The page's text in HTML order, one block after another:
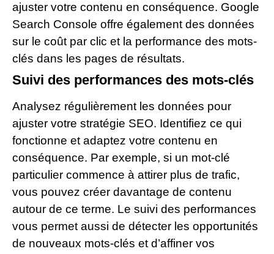
ajuster votre contenu en conséquence. Google
Search Console offre également des données
sur le coût par clic et la performance des mots-
clés dans les pages de résultats.
Suivi des performances des mots-clés
Analysez régulièrement les données pour
ajuster votre stratégie SEO. Identifiez ce qui
fonctionne et adaptez votre contenu en
conséquence. Par exemple, si un mot-clé
particulier commence à attirer plus de trafic,
vous pouvez créer davantage de contenu
autour de ce terme. Le suivi des performances
vous permet aussi de détecter les opportunités
de nouveaux mots-clés et d’affiner vos